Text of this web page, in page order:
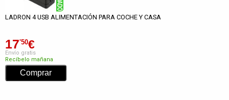
LADRON 4 USB ALIMENTACIÓN PARA COCHE Y CASA
17'50€
Envío gratis
Recíbelo mañana